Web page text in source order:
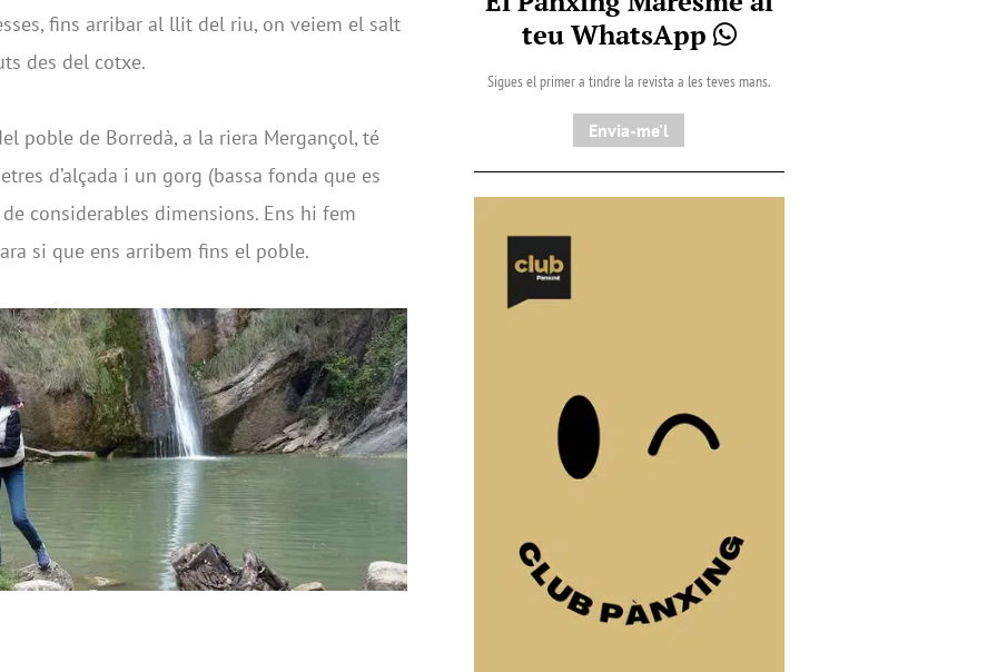
fins arribar al llit del riu, on veiem el salt
des del cotxe.
poble de Borredà, a la riera Mergançol, té
d’alçada i un gorg (bassa fonda que es
considerables dimensions. Ens hi fem
si que ens arribem fins el poble.
teu WhatsApp
Sigues el primer a tindre la revista a les teves mans.
Envia-me'l